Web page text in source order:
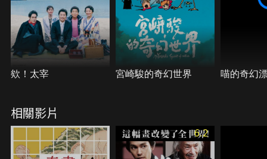
欸！太宰 宮崎駿的奇幻世界 喵的奇幻
相關影片
6.2